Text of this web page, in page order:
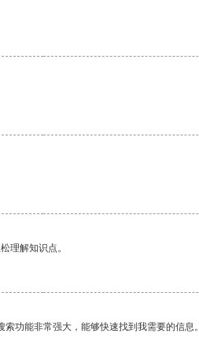
理解知识点。
功能非常强大，能够快速找到我需要的信息。